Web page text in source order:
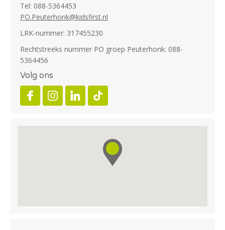
Tel: 088-5364453
PO.Peuterhonk@kidsfirst.nl
LRK-nummer: 317455230
Rechtstreeks nummer PO groep Peuterhonk: 088-
5364456
Volg ons